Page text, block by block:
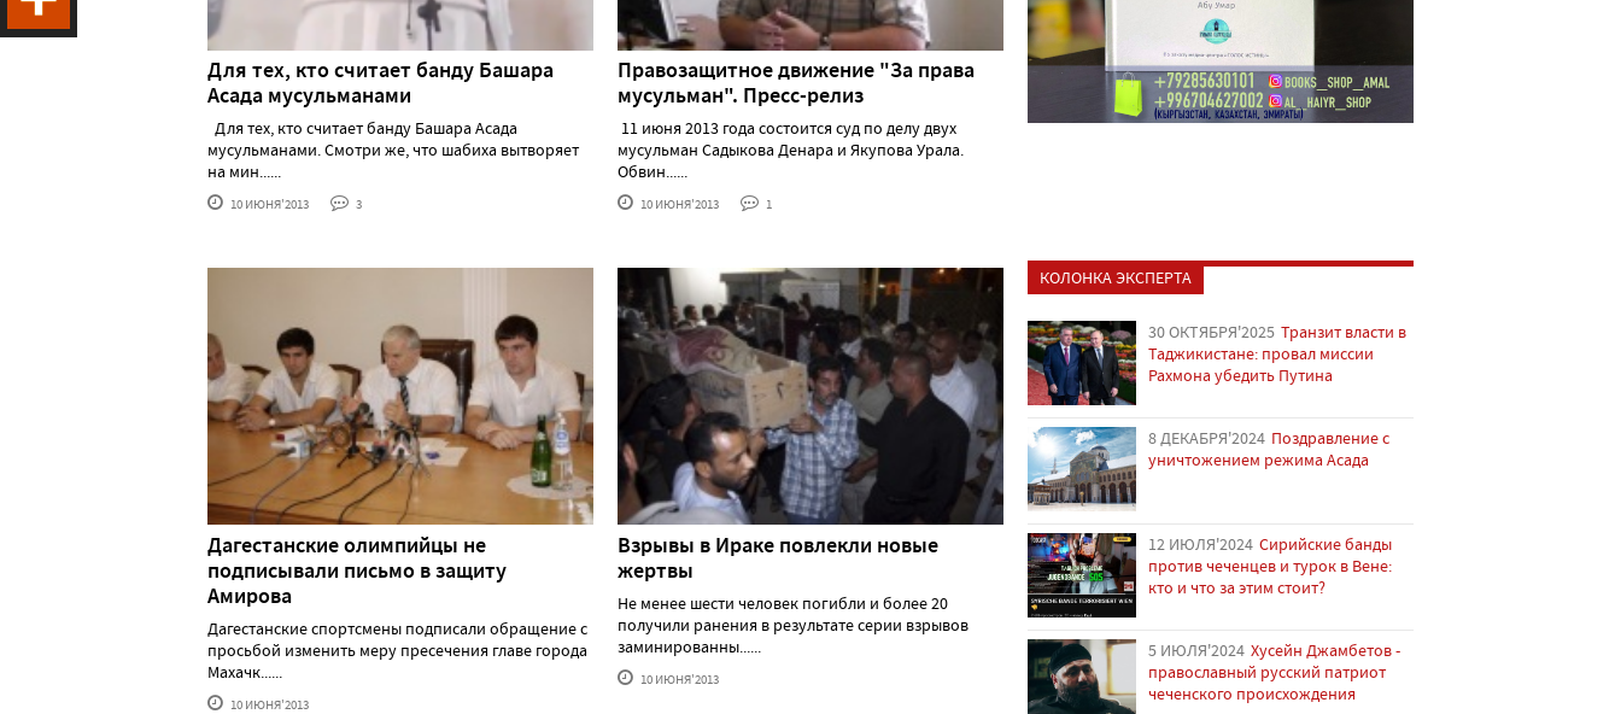
Для тех, кто считает банду Башара
Асада мусульманами
Для тех, кто считает банду Башара Асада
мусульманами. Смотри же, что шабиха вытворяет
на мин......
10 ИЮНЯ'2013 3
Правозащитное движение "За права
мусульман". Пресс-релиз
11 июня 2013 года состоится суд по делу двух
мусульман Садыкова Денара и Якупова Урала.
Обвин......
10 ИЮНЯ'2013 1
Дагестанские олимпийцы не
подписывали письмо в защиту
Амирова
Дагестанские спортсмены подписали обращение с
просьбой изменить меру пресечения главе города
Махачк......
10 ИЮНЯ'2013
Взрывы в Ираке повлекли новые
жертвы
Не менее шести человек погибли и более 20
получили ранения в результате серии взрывов
заминированны......
10 ИЮНЯ'2013
КОЛОНКА ЭКСПЕРТА
30 ОКТЯБРЯ'2025 Транзит власти в
Таджикистане: провал миссии
Рахмона убедить Путина
8 ДЕКАБРЯ'2024 Поздравление с
уничтожением режима Асада
12 ИЮЛЯ'2024 Сирийские банды
против чеченцев и турок в Вене:
кто и что за этим стоит?
5 ИЮЛЯ'2024 Хусейн Джамбетов -
православный русский патриот
чеченского происхождения